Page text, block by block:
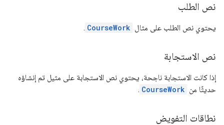
نص الطلب
يحتوي نص الطلب على مثال CourseWork
.
نص الاستجابة
إذا كانت الاستجابة ناجحة، يحتوي نص الاستجابة على مثيل تم إنشاؤه
حديثًا من CourseWork
.
نطاقات التفويض